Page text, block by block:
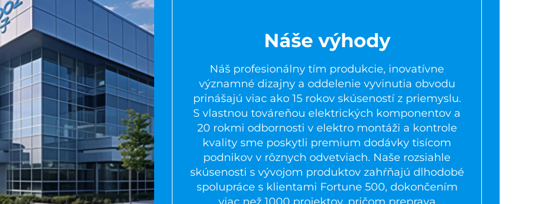
Náše výhody
Náš profesionálny tím produkcie, inovatívne
významné dizajny a oddelenie vyvinutia obvodu
prinášajú viac ako 15 rokov skúseností z priemyslu.
S vlastnou továreňou elektrických komponentov a
20 rokmi odbornosti v elektro montáži a kontrole
kvality sme poskytli premium dodávky tisícom
podnikov v rôznych odvetviach. Naše rozsiahle
skúsenosti s vývojom produktov zahŕňajú dlhodobé
spolupráce s klientami Fortune 500, dokončením